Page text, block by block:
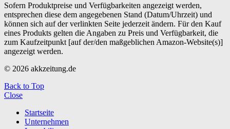
Sofern Produktpreise und Verfügbarkeiten angezeigt werden,
entsprechen diese dem angegebenen Stand (Datum/Uhrzeit) und
können sich auf der verlinkten Seite jederzeit ändern. Für den Kauf
eines Produkts gelten die Angaben zu Preis und Verfügbarkeit, die
zum Kaufzeitpunkt [auf der/den maßgeblichen Amazon-Website(s)]
angezeigt werden.
© 2026 akkzeitung.de
Back to Top
Close
Startseite
Unternehmen